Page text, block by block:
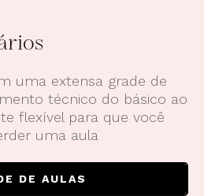
uma extensa grade de
técnico do básico ao
flexível para que você
uma aula
DE AULAS